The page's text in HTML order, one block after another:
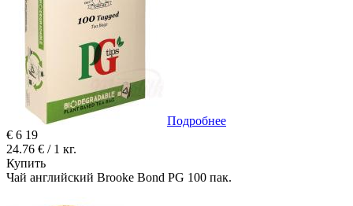
Подробнее
€ 6 19
24.76 € / 1 кг.
Купить
Чай английский Brooke Bond PG 100 пак.